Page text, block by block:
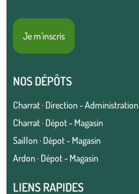
Je m'inscris
NOS DÉPÔTS
Charrat · Direction - Administration
Charrat · Dépot - Magasin
Saillon · Dépot - Magasin
Ardon · Dépot - Magasin
LIENS RAPIDES